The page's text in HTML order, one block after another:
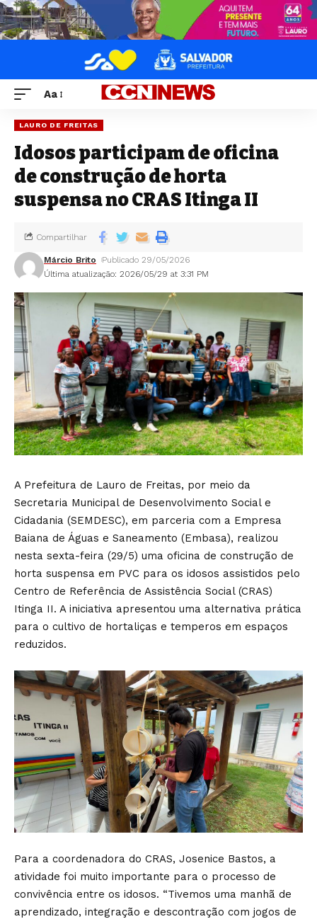
Aa
LAURO DE FREITAS
Idosos participam de oficina
de construção de horta
suspensa no CRAS Itinga II
Última atualização: 2026/05/29 at 3:31 PM
Márcio Brito Publicado 29/05/2026
Compartilhar
A Prefeitura de Lauro de Freitas, por meio da
Secretaria Municipal de Desenvolvimento Social e
Cidadania (SEMDESC), em parceria com a Empresa
Baiana de Águas e Saneamento (Embasa), realizou
nesta sexta-feira (29/5) uma oficina de construção de
horta suspensa em PVC para os idosos assistidos pelo
Centro de Referência de Assistência Social (CRAS)
Itinga II. A iniciativa apresentou uma alternativa prática
para o cultivo de hortaliças e temperos em espaços
reduzidos.
Para a coordenadora do CRAS, Josenice Bastos, a
atividade foi muito importante para o processo de
convivência entre os idosos. “Tivemos uma manhã de
aprendizado, integração e descontração com jogos de